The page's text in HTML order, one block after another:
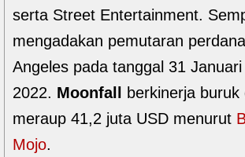
serta Street Entertainment.
mengadakan pemutaran
Angeles pada tanggal 31 Januari
2022. Moonfall
berkinerja
meraup 41,2 juta USD menurut
Mojo.